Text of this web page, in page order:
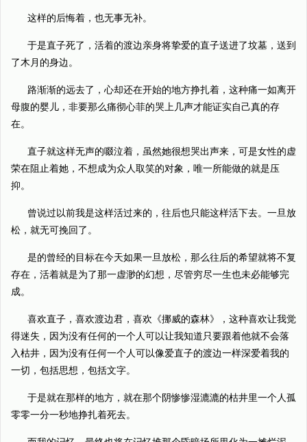
这样的后悔着，也无事无补。
于是直子死了，活着的渡边亲身将挚爱的直子送进了坟墓，送到
了木月的身边。
路渐渐的远去了，心却还在开始的地方挣扎着，这种痛一如离开
母腹的婴儿，非要那么痛彻心菲的哭上几声才能证实自己真的存
在。
直子就这样无声的啜泣着，虽然她很想哭出声来，可是女性的虚
荣在阻止着她，不想成为众人取笑的对象，唯一所能做的就是压
抑。
曾说过以前我是这样活过来的，往后也只能这样活下去。一旦放
松，就无可挽回了。
是的曾经的目标在今天如果一旦放松，那么往后的希望就将不复
存在，活着就是为了那一虚渺的幻想，尽管穷尽一生也未必能够完
成。
喜欢直子，喜欢渡边君，喜欢《挪威的森林》，这种喜欢让我觉
得迷失，因为没有任何的一个人可以让我知道只要跟着他就不会落
入枯井，因为没有任何一个人可以像爱直子的渡边一样深爱着我的
一切，包括思想，包括文字。
于是就在那样的地方，就在那个阴惨惨湿漉漉的枯井里一个人孤
零零一分一秒地挣扎着死去。